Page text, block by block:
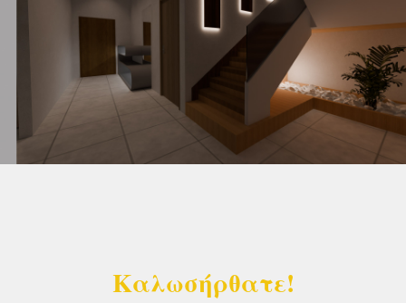
Καλωσήρθατε!